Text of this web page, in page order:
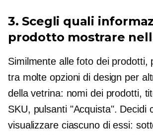
3. Scegli quali
prodotto mostrare
Similmente alle foto dei prodotti,
tra molte opzioni di design per
della vetrina: nomi dei prodotti,
SKU, pulsanti "Acquista". Decidi
visualizzare ciascuno di essi: